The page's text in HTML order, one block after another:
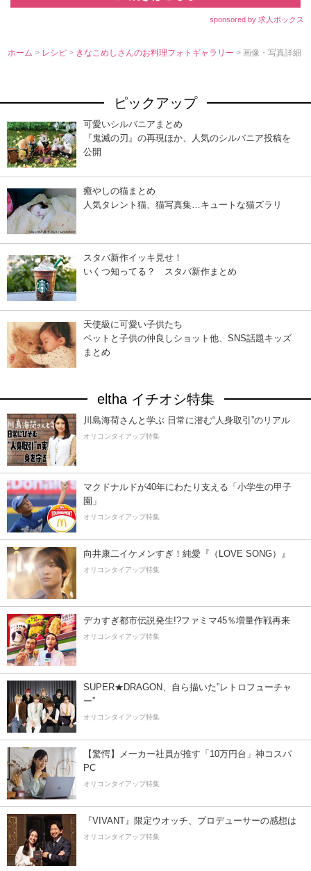
sponsored by 求人ボックス
ホーム > レシピ> きなこめしさんのお料理フォトギャラリー> 画像・写真詳細
ピックアップ
可愛いシルバニアまとめ
『鬼滅の刃』の再現ほか、人気のシルバニア投稿を
公開
癒やしの猫まとめ
人気タレント猫、猫写真集…キュートな猫ズラリ
スタバ新作イッキ見せ！
いくつ知ってる？ スタバ新作まとめ
天使級に可愛い子供たち
ペットと子供の仲良しショット他、SNS話題キッズ
まとめ
eltha イチオシ特集
川島海荷さんと学ぶ 日常に潜む“人身取引”のリアル
オリコンタイアップ特集
マクドナルドが40年にわたり支える「小学生の甲子
園」
オリコンタイアップ特集
向井康二イケメンすぎ！純愛『（LOVE SONG）』
オリコンタイアップ特集
デカすぎ都市伝説発生!?ファミマ45％増量作戦再来
オリコンタイアップ特集
SUPER★DRAGON、自ら描いた”レトロフューチャ
ー”
オリコンタイアップ特集
【驚愕】メーカー社員が推す「10万円台」神コスパ
PC
オリコンタイアップ特集
『VIVANT』限定ウオッチ、プロデューサーの感想は
オリコンタイアップ特集